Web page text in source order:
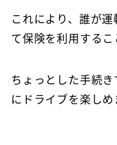
これにより、誰が
て保険を利用するこ
ちょっとした手続
にドライブを楽しめ